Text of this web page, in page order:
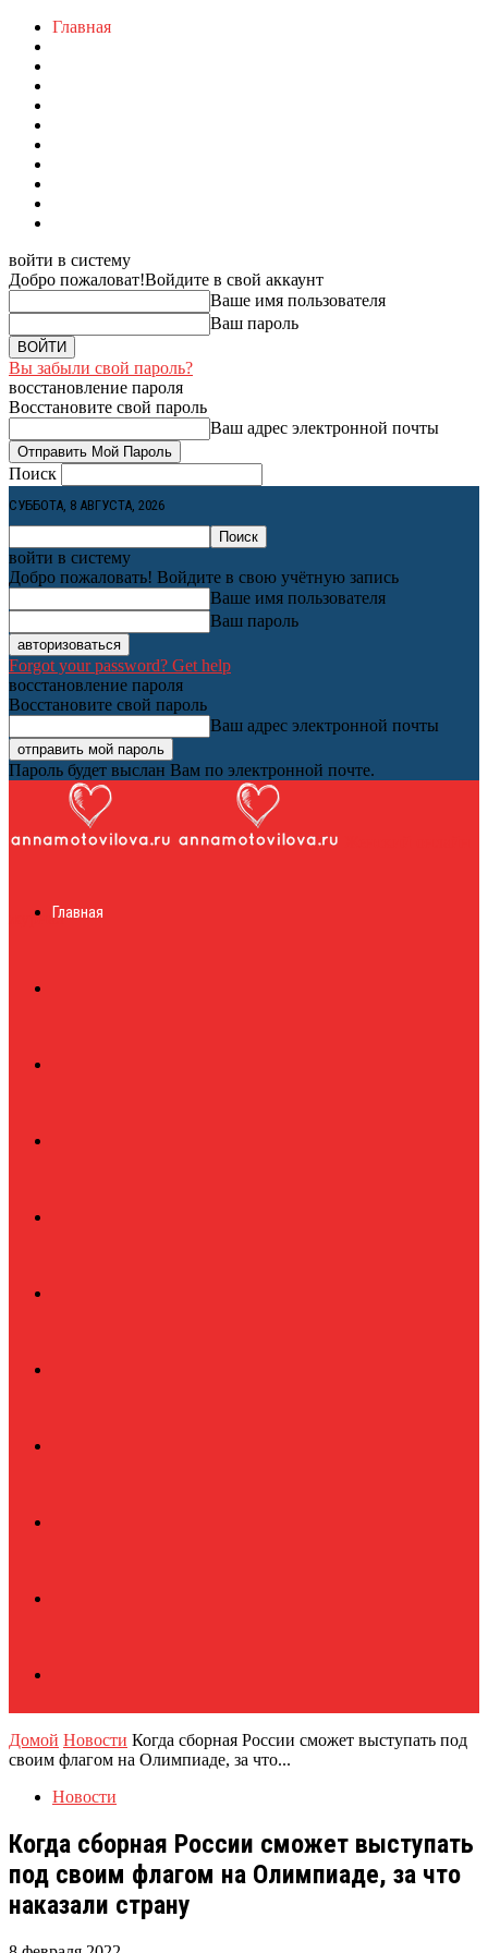
Главная
войти в систему
Добро пожаловат!Войдите в свой аккаунт
Ваше имя пользователя
Ваш пароль
Вы забыли свой пароль?
восстановление пароля
Восстановите свой пароль
Ваш адрес электронной почты
Поиск
СУББОТА, 8 АВГУСТА, 2026
войти в систему
Добро пожаловать! Войдите в свою учётную запись
Ваше имя пользователя
Ваш пароль
Forgot your password? Get help
восстановление пароля
Восстановите свой пароль
Ваш адрес электронной почты
Пароль будет выслан Вам по электронной почте.
журналГлавная
Домой Новости Когда сборная России сможет выступать под
своим флагом на Олимпиаде, за что...
Новости
Когда сборная России сможет выступать
под своим флагом на Олимпиаде, за что
наказали страну